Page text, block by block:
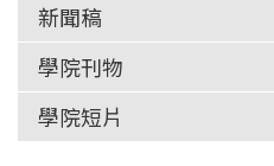
新聞稿
學院刊物
學院短片